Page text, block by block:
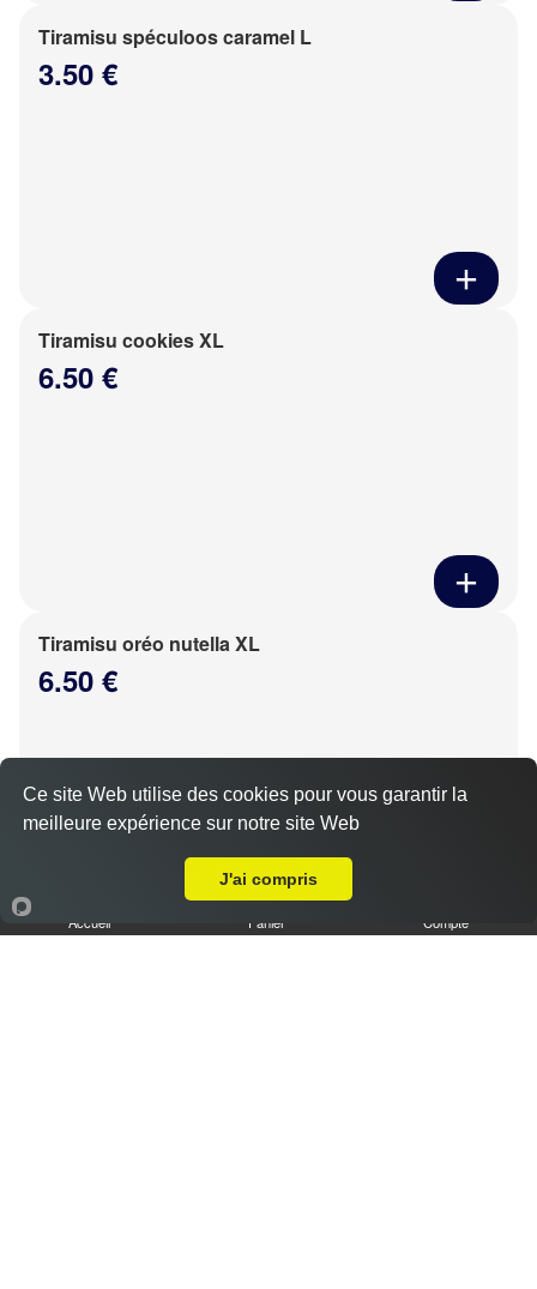
Tiramisu spéculoos caramel L
3.50 €
Tiramisu cookies XL
6.50 €
Tiramisu oréo nutella XL
6.50 €
Accueil Panier Compte
Ce site Web utilise des cookies pour vous garantir la
meilleure expérience sur notre site Web
J'ai compris